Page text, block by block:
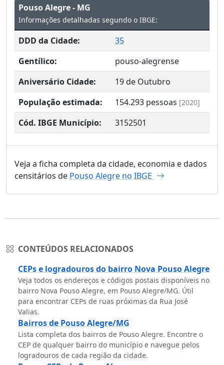
Pouso Alegre - MG
Informações detalhadas segundo o IBGE:
DDD da Cidade:
35
Gentílico:
pouso-alegrense
Aniversário Cidade:
19 de Outubro
População estimada:
154.293 pessoas [2020]
Cód. IBGE Município: 3152501
Veja a ficha completa da cidade, economia e dados
censitários de Pouso Alegre no IBGE
CONTEÚDOS RELACIONADOS
CEPs e logradouros do bairro Nova Pouso Alegre
Veja todos os endereços e códigos postais disponíveis no
bairro Nova Pouso Alegre, em Pouso Alegre/MG. Útil
para encontrar CEPs de ruas próximas da Rua José
Valias.
Bairros de Pouso Alegre/MG
Lista completa dos bairros de Pouso Alegre. Encontre o
CEP de qualquer bairro do município e navegue pelos
logradouros de cada região da cidade.